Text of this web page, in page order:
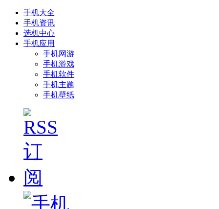
手机大全
手机资讯
选机中心
手机应用
手机网游
手机游戏
手机软件
手机主题
手机壁纸